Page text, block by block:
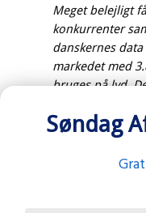
Meget belejligt
konkurrenter
danskernes
markedet med
bruges på lyd.
ligesom DR har
starter de 4
Danskerne bør
podcast på den
Søndag